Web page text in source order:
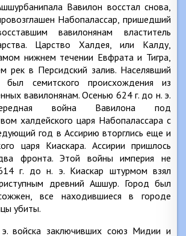
Вавилон восстал снова,
Набопалассар, пришедший
вавилонянам властитель
Царство Халдея, или Калду,
нижнем течении Евфрата и Тигра,
рек в Персидский залив. Населявший
семитского происхождения из
вавилонянам. Осенью 624 г. до н. э.
война Вавилона под
халдейского царя Набопалассара с
год в Ассирию вторглись еще и
царя Киаскара. Ассирии пришлось
фронта. Этой войны империя не
г. до н. э. Киаскар штурмом взял
древний Ашшур. Город был
все находившиеся в городе
убиты.
войска заключивших союз Мидии и